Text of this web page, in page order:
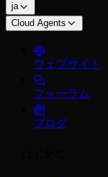
ja
Cloud Agents
ウェブサイト
フォーラム
ブログ